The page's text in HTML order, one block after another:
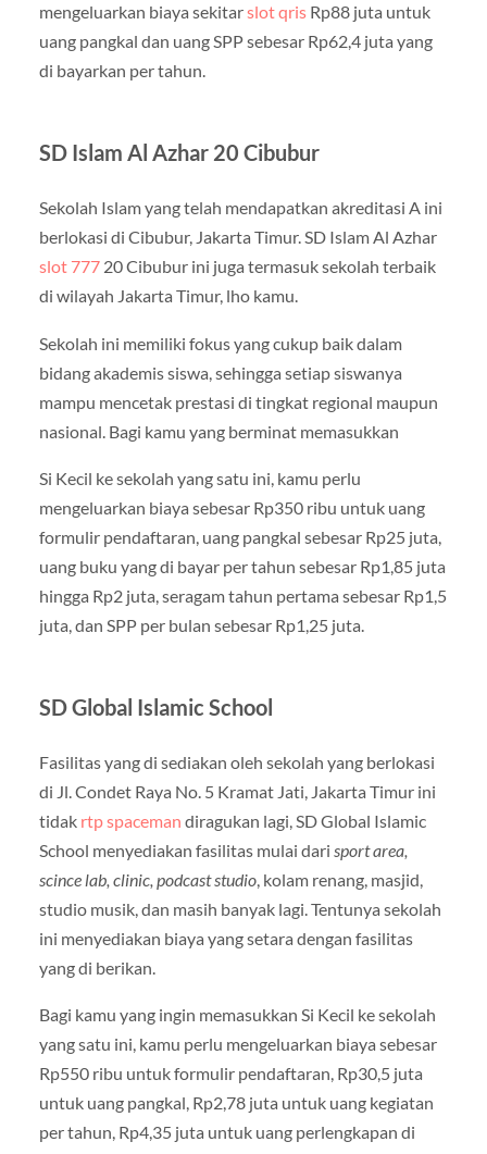
mengeluarkan biaya sekitarslot qrisRp88 juta untuk
uang pangkal dan uang SPP sebesar Rp62,4 juta yang
di bayarkan per tahun.
SD Islam Al Azhar 20 Cibubur
Sekolah Islam yang telah mendapatkan akreditasi A ini
berlokasi di Cibubur, Jakarta Timur. SD Islam Al Azhar
slot 77720 Cibubur ini juga termasuk sekolah terbaik
di wilayah Jakarta Timur, lho kamu.
Sekolah ini memiliki fokus yang cukup baik dalam
bidang akademis siswa, sehingga setiap siswanya
mampu mencetak prestasi di tingkat regional maupun
nasional. Bagi kamu yang berminat memasukkan
Si Kecil ke sekolah yang satu ini, kamu perlu
mengeluarkan biaya sebesar Rp350 ribu untuk uang
formulir pendaftaran, uang pangkal sebesar Rp25 juta,
uang buku yang di bayar per tahun sebesar Rp1,85 juta
hingga Rp2 juta, seragam tahun pertama sebesar Rp1,5
juta, dan SPP per bulan sebesar Rp1,25 juta.
SD Global Islamic School
Fasilitas yang di sediakan oleh sekolah yang berlokasi
di Jl. Condet Raya No. 5 Kramat Jati, Jakarta Timur ini
tidak rtp spaceman diragukan lagi, SD Global Islamic
School menyediakan fasilitas mulai dari sport area,
scince lab, clinic, podcast studio, kolam renang, masjid,
studio musik, dan masih banyak lagi. Tentunya sekolah
ini menyediakan biaya yang setara dengan fasilitas
yang di berikan.
Bagi kamu yang ingin memasukkan Si Kecil ke sekolah
yang satu ini, kamu perlu mengeluarkan biaya sebesar
Rp550 ribu untuk formulir pendaftaran, Rp30,5 juta
untuk uang pangkal, Rp2,78 juta untuk uang kegiatan
per tahun, Rp4,35 juta untuk uang perlengkapan di